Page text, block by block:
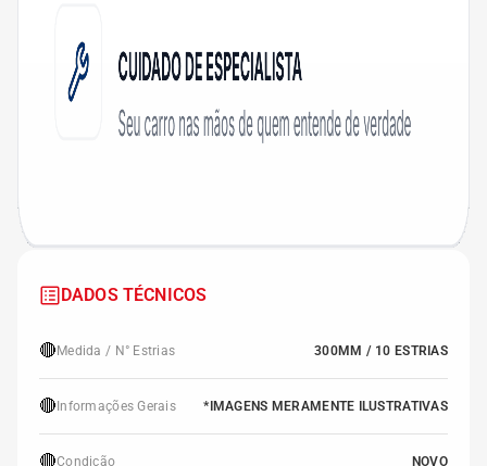
DADOS TÉCNICOS
🔴 Medida / N° Estrias 300MM / 10 ESTRIAS
🔴 Informações Gerais *IMAGENS MERAMENTE ILUSTRATIVAS
🔴Condição NOVO